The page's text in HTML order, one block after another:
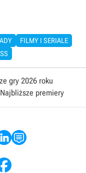
FILMY I SERIALE
gry 2026 roku
Najbliższe premiery